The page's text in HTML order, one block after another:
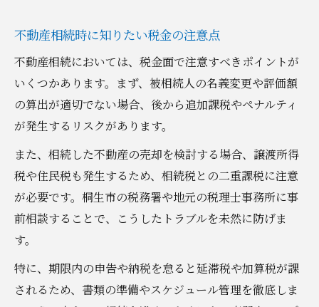
不動産相続時に知りたい税金の注意点
不動産相続においては、税金面で注意すべきポイントが
いくつかあります。まず、被相続人の名義変更や評価額
の算出が適切でない場合、後から追加課税やペナルティ
が発生するリスクがあります。
また、相続した不動産の売却を検討する場合、譲渡所得
税や住民税も発生するため、相続税との二重課税に注意
が必要です。桐生市の税務署や地元の税理士事務所に事
前相談することで、こうしたトラブルを未然に防げま
す。
特に、期限内の申告や納税を怠ると延滞税や加算税が課
されるため、書類の準備やスケジュール管理を徹底しま